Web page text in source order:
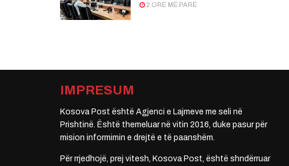
2 ORË MË PARË
IMPRESUM
Kosova Post është Agjenci e Lajmeve me seli në
Prishtinë. Është themeluar në vitin 2016, duke pasur për
mision informimin e drejtë e të paanshëm.
Për rrjedhojë, prej vitesh, Kosova Post, është shndërruar